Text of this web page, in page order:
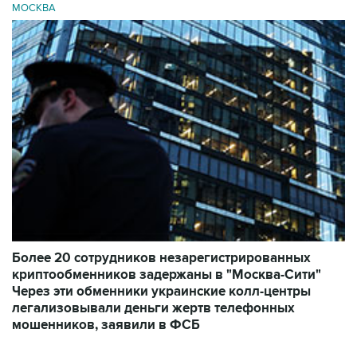
МОСКВА
Более 20 сотрудников незарегистрированных
криптообменников задержаны в "Москва-Сити"
Через эти обменники украинские колл-центры
легализовывали деньги жертв телефонных
мошенников, заявили в ФСБ